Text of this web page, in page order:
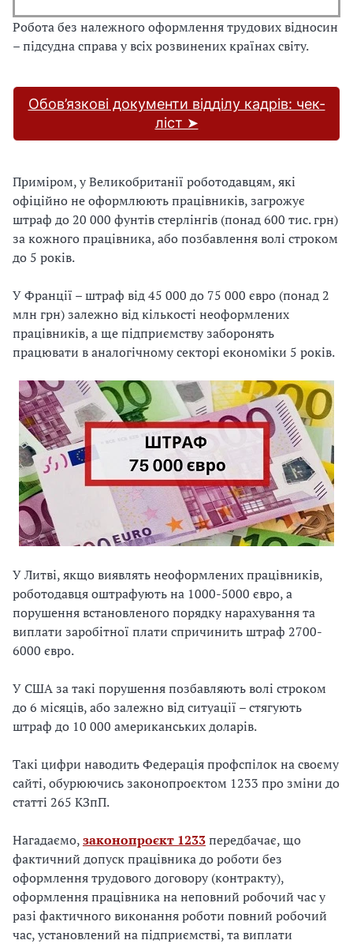
Робота без належного оформлення трудових відносин
– підсудна справа у всіх розвинених країнах світу.
Обов’язкові документи відділу кадрів: чек-
ліст ➤
Приміром, у Великобританії роботодавцям, які
офіційно не оформлюють працівників, загрожує
штраф до 20 000 фунтів стерлінгів (понад 600 тис. грн)
за кожного працівника, або позбавлення волі строком
до 5 років.
У Франції – штраф від 45 000 до 75 000 євро (понад 2
млн грн) залежно від кількості неоформлених
працівників, а ще підприємству заборонять
працювати в аналогічному секторі економіки 5 років.
У Литві, якщо виявлять неоформлених працівників,
роботодавця оштрафують на 1000-5000 євро, а
порушення встановленого порядку нарахування та
виплати заробітної плати спричинить штраф 2700-
6000 євро.
У США за такі порушення позбавляють волі строком
до 6 місяців, або залежно від ситуації – стягують
штраф до 10 000 американських доларів.
Такі цифри наводить Федерація профспілок на своєму
сайті, обурюючись законопроєктом 1233 про зміни до
статті 265 КЗпП.
Нагадаємо,законопроєкт 1233передбачає, що
фактичний допуск працівника до роботи без
оформлення трудового договору (контракту),
оформлення працівника на неповний робочий час у
разі фактичного виконання роботи повний робочий
час, установлений на підприємстві, та виплати